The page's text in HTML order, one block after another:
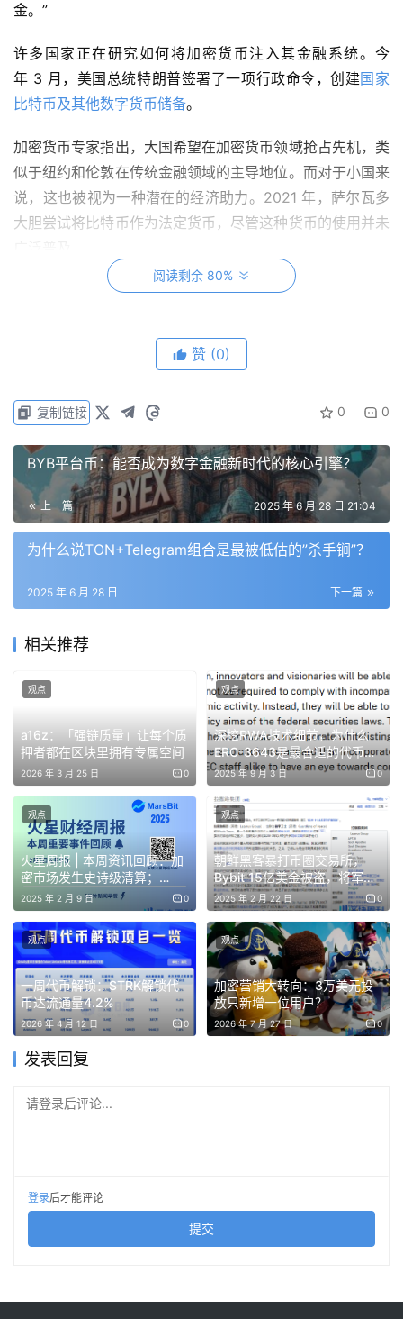
金。”
许多国家正在研究如何将加密货币注入其金融系统。今
年 3 月，美国总统特朗普签署了一项行政命令，创建国家
比特币及其他数字货币储备。
加密货币专家指出，大国希望在加密货币领域抢占先机，类
似于纽约和伦敦在传统金融领域的主导地位。而对于小国来
说，这也被视为一种潜在的经济助力。2021 年，萨尔瓦多
大胆尝试将比特币作为法定货币，尽管这种货币的使用并未
不丹主权财富基金首席执行官乌吉瓦尔·迪普·达哈尔密切参
与了比特币矿场的建立。
不丹是一个与世隔绝的佛教国家。
然而，不丹押注比特币并非没有风险。比特币价格的下跌可
能会对政府财政造成严重打击。
夹在中国和印度之间的不丹，人口仅有 78 万，是一个在加
密货币领域令人意外的开拓者。这个国家依然保留着许多传
统：政府官员身着传统服饰，男性通常穿着一种系在腰间的
及膝长袍；首都廷布没有红绿灯；射箭比赛是周末广受欢迎
的娱乐活动。而不丹的第一次信用卡交易还要追溯
到 2010 年。
不丹通过“国民幸福指数”来衡量经济进步。然而，这个被称
为“雷龙之国”（因其山谷中经常席卷而来的雷暴天气而得
名）的国家，长期以来一直难以将经济扩展到水电、农业和
旅游业之外。
过去五年中，该国约 10% 的人口为寻求更好的工作机会而
道。这位泌尿科医生曾在 2018 年至 2023 年担任不丹总
理。他补充道：“许多人将不丹称为世界上最幸福的国家。
我们并不是。”
阅读剩余 80%
赞 (0)
0 0
复制链接
BYB平台币：能否成为数字金融新时代的核心引擎？
上一篇 2025 年 6 月 28 日 21:04
为什么说TON+Telegram组合是最被低估的”杀手锏”？
下一篇
2025 年 6 月 28 日
相关推荐
a16z：「强链质量」让每个质
押者都在区块里拥有专属空间
2026 年 3 月 25 日 0
观点
深挖RWA技术细节，为什么
ERC-3643是最合适的代币标
准？
2025 年 9 月 3 日 0
观点
火星周报 | 本周资讯回顾：加
密市场发生史诗级清算；
Berachain正式上线
2025 年 2 月 9 日 0
观点
朝鲜黑客暴打币圈交易所，
Bybit 15亿美金被盗，将军的
恩情有多深？
2025 年 2 月 22 日 0
观点
一周代币解锁：STRK解锁代
币达流通量4.2%
2026 年 4 月 12 日 0
观点
加密营销大转向：3万美元投
放只新增一位用户？
2026 年 7 月 27 日 0
观点
发表回复
请登录后评论...
登录后才能评论
提交